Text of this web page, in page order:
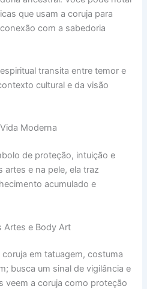
que usam a coruja para
com a sabedoria
transita entre temor e
cultural e da visão
Moderna
de proteção, intuição e
artes e na pele, ela traz
acumulado e
Artes e Body Art
em tatuagem, costuma
busca um sinal de vigilância e
veem a coruja como proteção